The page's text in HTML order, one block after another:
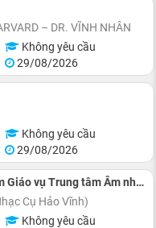
– DR. VĨNH NHÂN
Không yêu cầu
29/08/2026
Không yêu cầu
29/08/2026
(Fulltime) Tư vấn Khóa học kiêm Giáo vụ Trung tâm Âm nhạc
Cụ Hảo Vĩnh)
Không yêu cầu